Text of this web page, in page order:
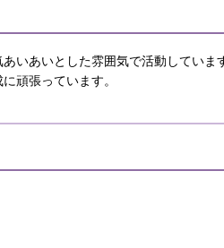
いあいとした雰囲気で活動していま
頑張っています。